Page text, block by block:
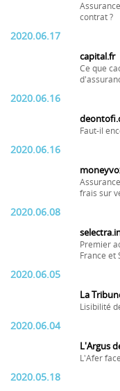
contrat ?
2020.06.17
capital.fr
Ce que
2020.06.16
Faut-il
2020.06.16
frais sur
2020.06.08
Premier
France et
2020.06.05
La
Lisibilité
2020.06.04
L'Argus
L'Afer
2020.05.18